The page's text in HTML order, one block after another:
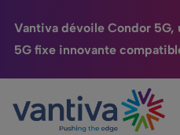
Vantiva dévoile Condor 5G,
5G fixe innovante
Passer au contenu principal
Maison Connectée
HomeSight